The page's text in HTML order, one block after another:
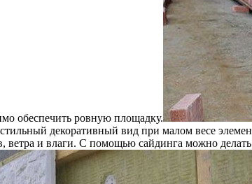
обеспечить ровную площадку.
декоративный вид при малом весе
ветра и влаги. С помощью сайдинга можно